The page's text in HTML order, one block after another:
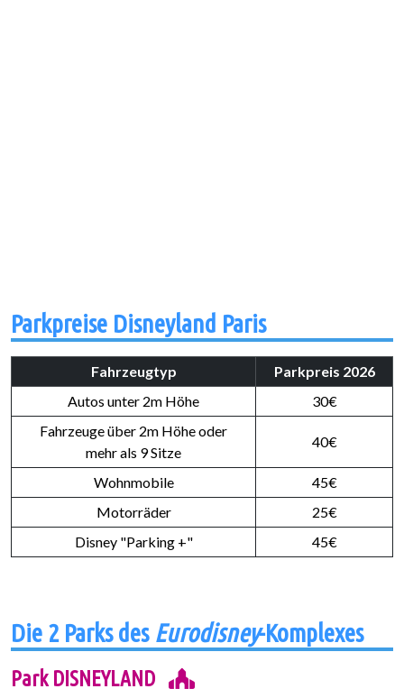
Parkpreise Disneyland Paris
Fahrzeugtyp
Parkpreis 2026
Autos unter 2m Höhe
30€
Fahrzeuge über 2m Höhe oder
mehr als 9 Sitze
40€
Wohnmobile
45€
Motorräder
25€
Disney "Parking +"
45€
Die 2 Parks des Eurodisney-Komplexes
Park DISNEYLAND